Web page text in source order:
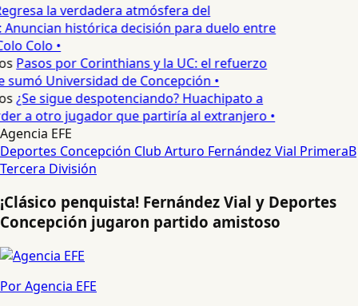
la verdadera atmósfera del
histórica decisión para duelo entre
Colo •
Pasos por Corinthians y la UC: el refuerzo
Universidad de Concepción •
¿Se sigue despotenciando? Huachipato a
a otro jugador que partiría al extranjero •
Agencia EFE
Deportes Concepción Club Arturo Fernández Vial PrimeraB
Tercera División
¡Clásico penquista! Fernández Vial y Deportes
Concepción jugaron partido amistoso
Por Agencia EFE